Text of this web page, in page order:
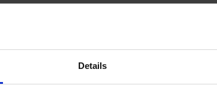
Details